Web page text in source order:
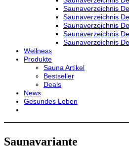
Saunaverzeichnis
Saunaverzeichnis
Saunaverzeichnis
Saunaverzeichnis
Saunaverzeichnis
Wellness
Produkte
Sauna Artikel
Bestseller
Deals
News
Gesundes Leben
Saunavariante